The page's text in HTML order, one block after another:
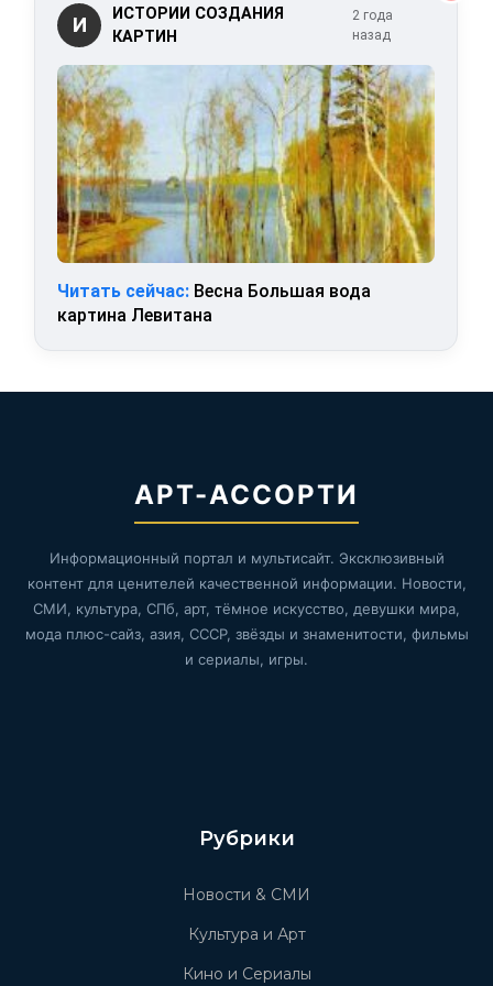
И
ИСТОРИИ СОЗДАНИЯ
КАРТИН
2 года
назад
Читать сейчас: Весна Большая вода
картина Левитана
АРТ-АССОРТИ
Информационный портал и мультисайт. Эксклюзивный
контент для ценителей качественной информации. Новости,
СМИ, культура, СПб, арт, тёмное искусство, девушки мира,
мода плюс-сайз, азия, СССР, звёзды и знаменитости, фильмы
и сериалы, игры.
Рубрики
Новости & СМИ
Культура и Арт
Кино и Сериалы